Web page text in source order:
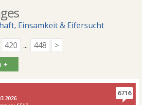
Einsamkeit & Eifersucht
420 ... 448 >
+
6716